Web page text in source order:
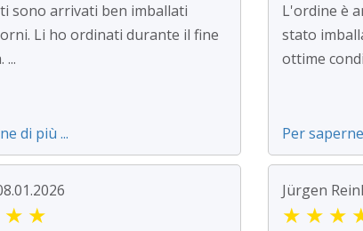
sono arrivati ben imballati
Li ho ordinati durante il fine
...
di più ...
L'ordine è
stato
ottime
Per
★ ★
Jürgen
★ ★ ★